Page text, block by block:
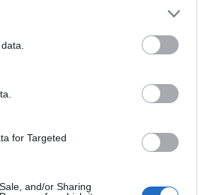
for Targeted
and/or Sharing
tervez üzembe állítani a Fekete-
is érdemi termelést várnak a projekttől. Az
másik...
melynek olvasása előfizetéses